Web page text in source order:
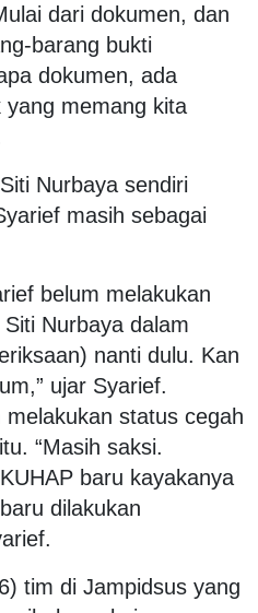
dari dokumen, dan
barang bukti
dokumen, ada
yang memang kita
Nurbaya sendiri
masih sebagai
belum melakukan
Nurbaya dalam
nanti dulu. Kan
ujar Syarief.
status cegah
“Masih saksi.
baru kayakanya
dilakukan
tim di Jampidsus yang